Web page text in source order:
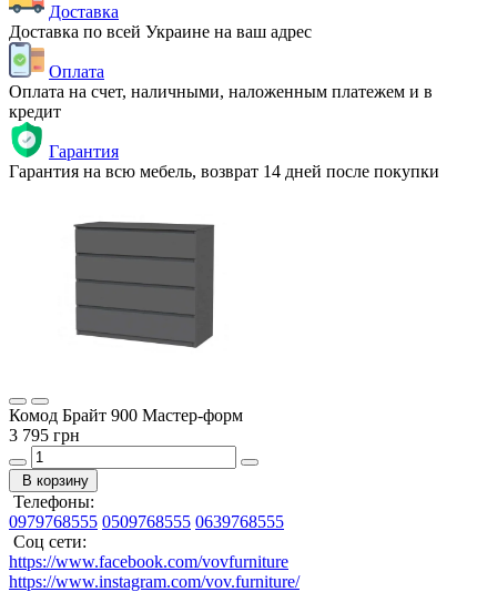
Доставка
Доставка по всей Украине на ваш адрес
Оплата
Оплата на счет, наличными, наложенным платежем и в
кредит
Гарантия
Гарантия на всю мебель, возврат 14 дней после покупки
Комод Брайт 900 Мастер-форм
3 795 грн
В корзину
Телефоны:
0979768555 0509768555 0639768555
Соц сети:
https://www.facebook.com/vovfurniture
https://www.instagram.com/vov.furniture/